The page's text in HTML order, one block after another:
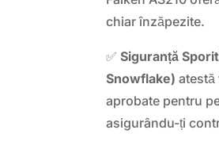
chiar înzăpezite.
✅Siguranță
Snowflake) atestă
aprobate pentru
asigurându-ți